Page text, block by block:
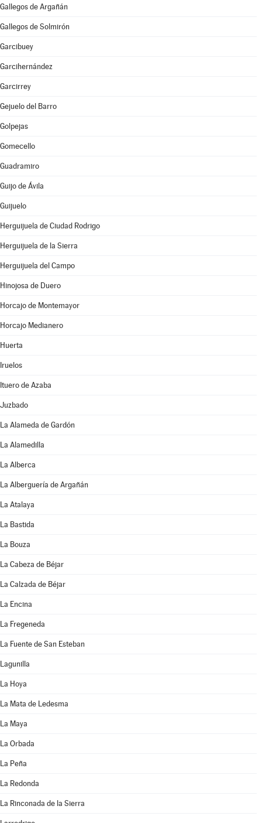
Gallegos de Argañán
Gallegos de Solmirón
Garcibuey
Garcihernández
Garcirrey
Gejuelo del Barro
Golpejas
Gomecello
Guadramiro
Guijo de Ávila
Guijuelo
Herguijuela de Ciudad Rodrigo
Herguijuela de la Sierra
Herguijuela del Campo
Hinojosa de Duero
Horcajo de Montemayor
Horcajo Medianero
Huerta
Iruelos
Ituero de Azaba
Juzbado
La Alameda de Gardón
La Alamedilla
La Alberca
La Alberguería de Argañán
La Atalaya
La Bastida
La Bouza
La Cabeza de Béjar
La Calzada de Béjar
La Encina
La Fregeneda
La Fuente de San Esteban
Lagunilla
La Hoya
La Mata de Ledesma
La Maya
La Orbada
La Peña
La Redonda
La Rinconada de la Sierra